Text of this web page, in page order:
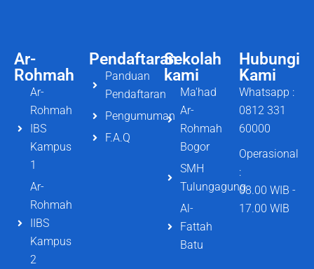
Ar-
Rohmah
Ar-
Rohmah
IBS
Kampus
1
Ar-
Rohmah
IIBS
Kampus
2
Pendaftaran
Panduan
Pendaftaran
Pengumuman
F.A.Q
Hubungi
Kami
Whatsapp :
0812 331
60000
Operasional
:
08.00 WIB -
17.00 WIB
Sekolah
kami
Ma'had
Ar-
Rohmah
Bogor
SMH
Tulungagung
Al-
Fattah
Batu